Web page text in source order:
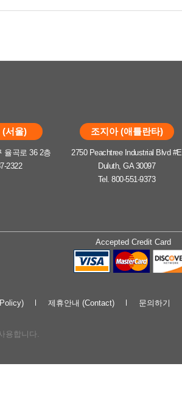
(서울)
율곡로 36 2층
2322
조지아 (애틀란타)
2750 Peachtree Industrial Blvd #E
Duluth, GA 30097
Tel. 800-551-9373
Accepted Credit Card
제휴안내 (Contact) 문의하기
용합니다.